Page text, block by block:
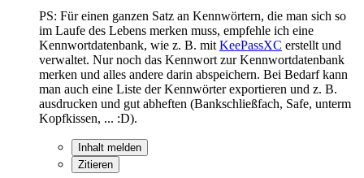
PS: Für einen ganzen Satz an Kennwörtern, die man sich so
im Laufe des Lebens merken muss, empfehle ich eine
Kennwortdatenbank, wie z. B. mit KeePassXC erstellt und
verwaltet. Nur noch das Kennwort zur Kennwortdatenbank
merken und alles andere darin abspeichern. Bei Bedarf kann
man auch eine Liste der Kennwörter exportieren und z. B.
ausdrucken und gut abheften (Bankschließfach, Safe, unterm
Kopfkissen, ... :D).
Inhalt melden
Zitieren